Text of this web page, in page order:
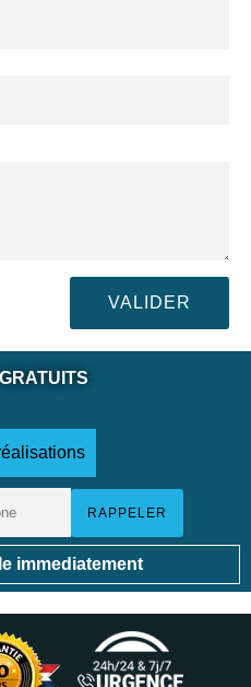
immediatement